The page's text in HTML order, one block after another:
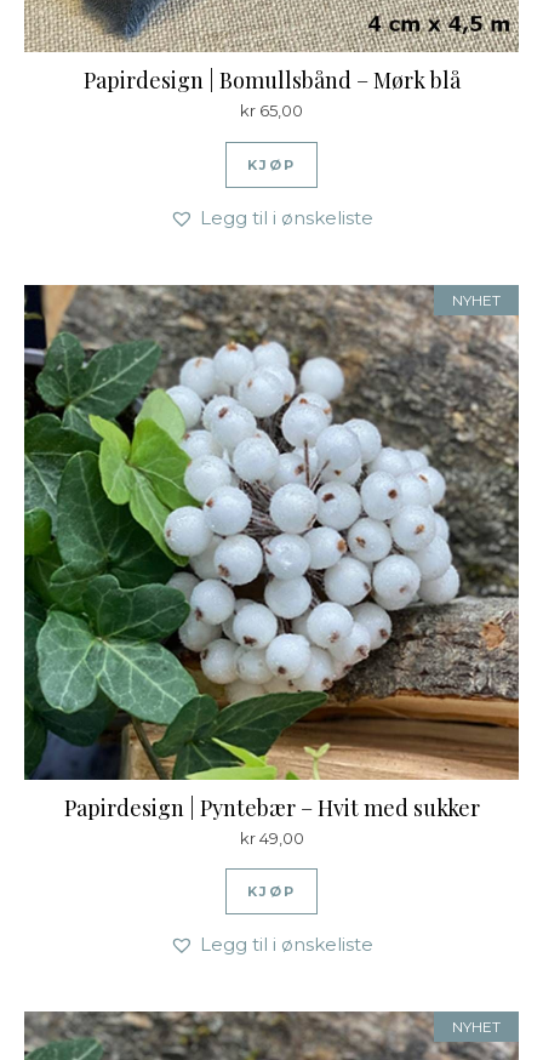
Papirdesign | Bomullsbånd – Mørk blå
kr 65,00
KJØP
Legg til i ønskeliste
NYHET
Papirdesign | Pyntebær – Hvit med sukker
kr49,00
KJØP
Legg til i ønskeliste
NYHET